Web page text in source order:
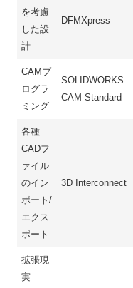
を考慮
した設
計
DFMXpress
CAMプ
ログラ
ミング
SOLIDWORKS
CAM Standard
各種
CADフ
ァイル
のイン
ポート/
エクス
ポート
3D Interconnect
拡張現
実